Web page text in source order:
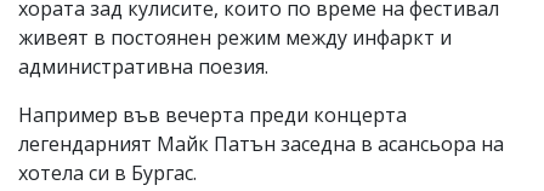
хората зад кулисите, които по време на фестивал
живеят в постоянен режим между инфаркт и
административна поезия.
Например във вечерта преди концерта
легендарният Майк Патън заседна в асансьора на
хотела си в Бургас.